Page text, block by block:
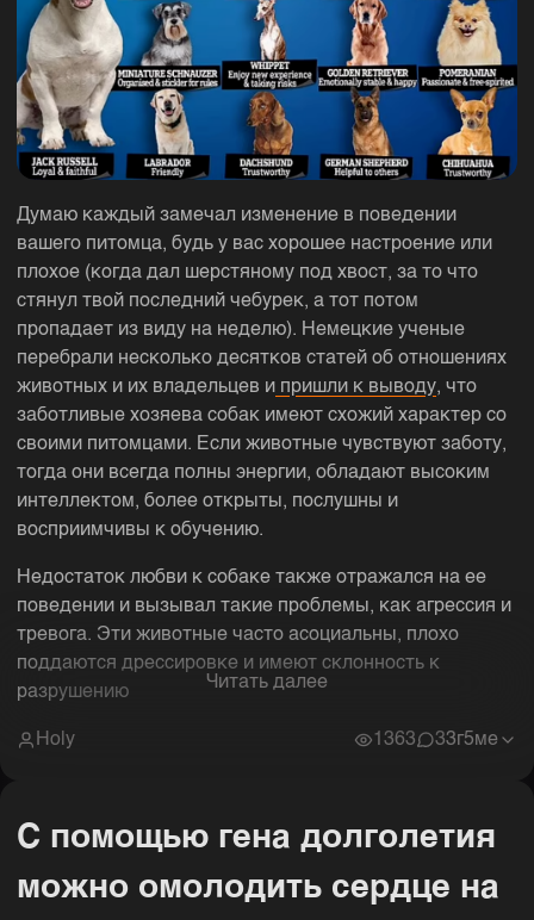
Думаю каждый замечал изменение в поведении
вашего питомца, будь у вас хорошее настроение или
плохое (когда дал шерстяному под хвост, за то что
стянул твой последний чебурек, а тот потом
пропадает из виду на неделю). Немецкие ученые
перебрали несколько десятков статей об отношениях
животных и их владельцев и пришли к выводу, что
заботливые хозяева собак имеют схожий характер со
своими питомцами. Если животные чувствуют заботу,
тогда они всегда полны энергии, обладают высоким
интеллектом, более открыты, послушны и
восприимчивы к обучению.
Недостаток любви к собаке также отражался на ее
поведении и вызывал такие проблемы, как агрессия и
тревога. Эти животные часто асоциальны, плохо
поддаются дрессировке и имеют склонность к
разрушению
Читать далее
Holy 1363 33г5ме
С помощью гена долголетия
можно омолодить сердце на